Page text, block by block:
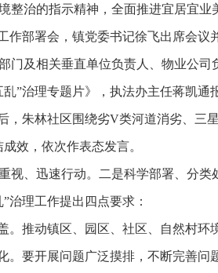
整治的指示精神，全面推进宜居宜
作部署会，镇党委书记徐飞出席会
及相关垂直单位负责人、物业公司
”治理专题片》，执法办主任蒋凯
，朱林社区围绕劣V类河道消劣、三
效，依次作表态发言。
视、迅速行动。二是科学部署、分
治理工作提出四点要求：
。推动镇区、园区、社区、自然村环
。要开展问题广泛摸排，不断完善